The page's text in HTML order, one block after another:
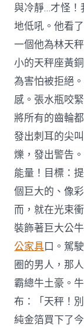
與冷靜…才怪！
地低吼。他看
一個他為林天
小的天秤座黃
為害怕被拒絕
感。張水瓶咬
將所有的齒輪
發出刺耳的尖
爍，發出警告
能量！目標：
個巨大的、像
而，就在光束
裝飾著巨大公
公家具口。駕
圈的男人，那
霸總牛土豪。
布：「天秤！
純金箔買下了